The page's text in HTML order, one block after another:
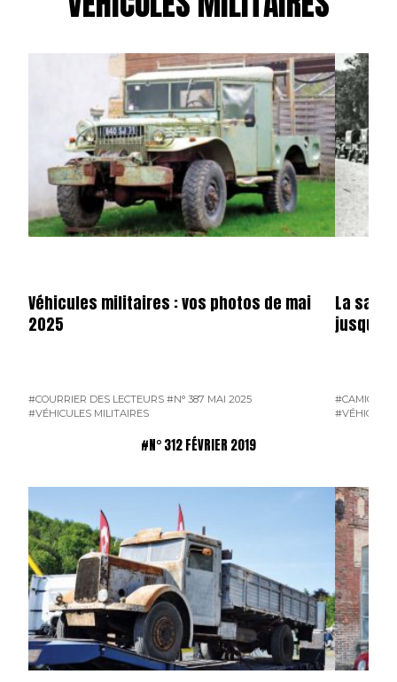
Véhicules militaires : vos photos de mai
2025
#COURRIER DES LECTEURS #N° 387 MAI 2025
#VÉHICULES MILITAIRES
La
#CAMION
#N° 312 FÉVRIER 2019